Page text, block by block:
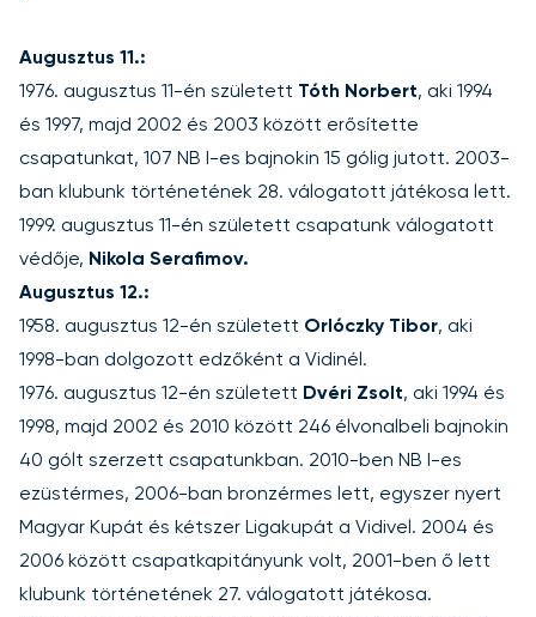
Augusztus 11.:
1976. augusztus 11-én született Tóth Norbert, aki 1994
és 1997, majd 2002 és 2003 között erősítette
csapatunkat, 107 NB I-es bajnokin 15 gólig jutott. 2003-
ban klubunk történetének 28. válogatott játékosa lett.
1999. augusztus 11-én született csapatunk válogatott
védője, Nikola Serafimov.
Augusztus 12.:
1958. augusztus 12-én született Orlóczky Tibor, aki
1998-ban dolgozott edzőként a Vidinél.
1976. augusztus 12-én született Dvéri Zsolt, aki 1994 és
1998, majd 2002 és 2010 között 246 élvonalbeli bajnokin
40 gólt szerzett csapatunkban. 2010-ben NB I-es
ezüstérmes, 2006-ban bronzérmes lett, egyszer nyert
Magyar Kupát és kétszer Ligakupát a Vidivel. 2004 és
2006 között csapatkapitányunk volt, 2001-ben ő lett
klubunk történetének 27. válogatott játékosa.